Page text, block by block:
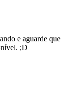
e aguarde que
;D